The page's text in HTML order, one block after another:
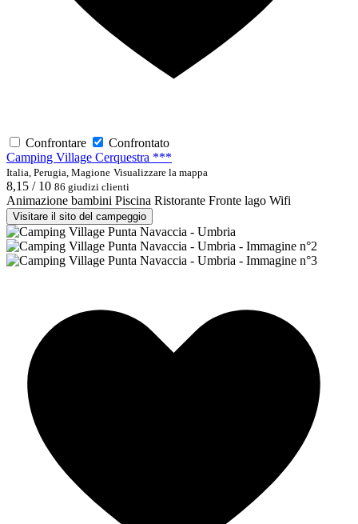
Confrontare
Confrontato
Camping Village Cerquestra ***
Italia, Perugia, Magione Visualizzare la mappa
8,15 / 10 86 giudizi clienti
Animazione bambini Piscina Ristorante Fronte lago Wifi
Visitare il sito del campeggio